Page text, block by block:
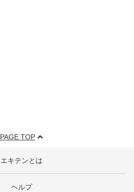
PAGE TOP
エキテンとは
ヘルプ